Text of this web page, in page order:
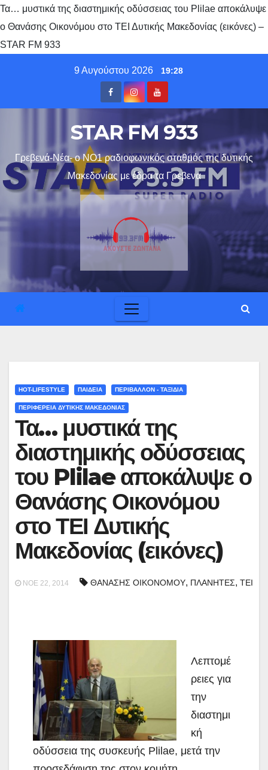
Τα… μυστικά της διαστημικής οδύσσειας του Plilae αποκάλυψε
ο Θανάσης Οικονόμου στο ΤΕΙ Δυτικής Μακεδονίας (εικόνες) –
STAR FM 933
9 Αυγούστου 2026 19:28
STAR FM 933
Γρεβενά-Νέα- ο ΝΟ1 ραδιοφωνικός σταθμός της δυτικής
Μακεδονίας με έδρα τα Γρεβενα
HOT-LIFESTYLE ΠΑΙΔΕΙΑ ΠΕΡΙΒΑΛΛΟΝ - ΤΑΞΙΔΙΑ
ΠΕΡΙΦΕΡΕΙΑ ΔΥΤΙΚΗΣ ΜΑΚΕΔΟΝΙΑΣ
Τα… μυστικά της
διαστημικής οδύσσειας
του Plilae αποκάλυψε ο
Θανάσης Οικονόμου
στο ΤΕΙ Δυτικής
Μακεδονίας (εικόνες)
ΝΟΈ 22, 2014 ΘΑΝΑΣΗΣ ΟΙΚΟΝΟΜΟΥ, ΠΛΑΝΗΤΕΣ, ΤΕΙ
Λεπτομέ
ρειες για
την
διαστημι
κή
οδύσσεια της συσκευής Plilae, μετά την